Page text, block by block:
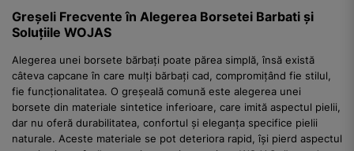
Greșeli Frecvente în Alegerea Borsetei Barbati și
Soluțiile WOJAS
Alegerea unei borsete bărbați poate părea simplă, însă există
câteva capcane în care mulți bărbați cad, compromițând fie stilul,
fie funcționalitatea. O greșeală comună este alegerea unei
borsete din materiale sintetice inferioare, care imită aspectul pielii,
dar nu oferă durabilitatea, confortul și eleganța specifice pielii
naturale. Aceste materiale se pot deteriora rapid, își pierd aspectul